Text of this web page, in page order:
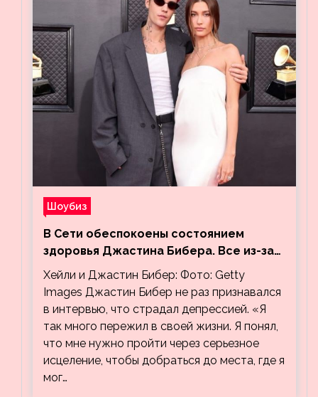
Шоубиз
В Сети обеспокоены состоянием
здоровья Джастина Бибера. Все из-за
видео, на котором его успокаивает
Хейли
Хейли и Джастин Бибер: Фото: Getty
Images Джастин Бибер не раз признавался
в интервью, что страдал депрессией. «Я
так много пережил в своей жизни. Я понял,
что мне нужно пройти через серьезное
исцеление, чтобы добраться до места, где я
мог…